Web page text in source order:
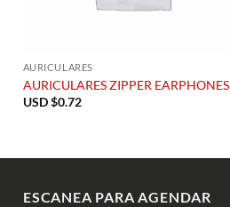
AURICULARES
AURICULARES ZIPPER EARPHONES
USD $0.72
ESCANEA PARA AGENDAR